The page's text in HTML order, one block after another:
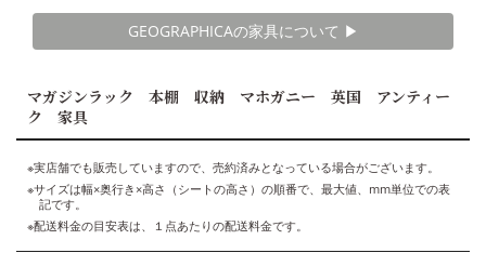
GEOGRAPHICAの家具について ▶︎
マガジンラック 本棚 収納 マホガニー 英国 アンティー
ク 家具
※実店舗でも販売していますので、売約済みとなっている場合がございます。
※サイズは幅×奥行き×高さ（シートの高さ）の順番で、最大値、mm単位での表
記です。
※配送料金の目安表は、１点あたりの配送料金です。